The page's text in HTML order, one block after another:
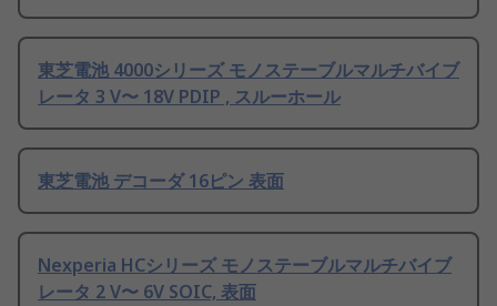
東芝電池 4000シリーズ モノステーブルマルチバイブ
レータ 3 V〜 18V PDIP , スルーホール
東芝電池 デコーダ 16ピン 表面
Nexperia HCシリーズ モノステーブルマルチバイブ
レータ 2 V〜 6V SOIC, 表面